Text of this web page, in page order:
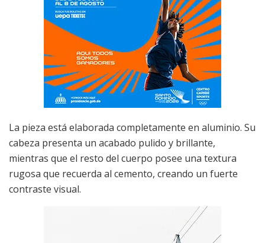
La pieza está elaborada completamente en aluminio. Su
cabeza presenta un acabado pulido y brillante,
mientras que el resto del cuerpo posee una textura
rugosa que recuerda al cemento, creando un fuerte
contraste visual.